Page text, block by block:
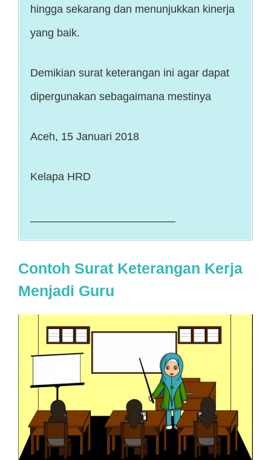
hingga sekarang dan menunjukkan kinerja
yang baik.
Demikian surat keterangan ini agar dapat
dipergunakan sebagaimana mestinya
Aceh, 15 Januari 2018
Kelapa HRD
Contoh Surat Keterangan Kerja
Menjadi Guru